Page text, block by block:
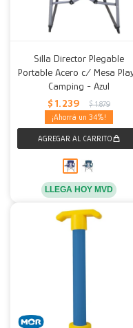
Silla Director Plegable
Portable Acero c/ Mesa
Camping - Azul
$ 1.239 $ 1.879
34
LLEGA HOY MVD